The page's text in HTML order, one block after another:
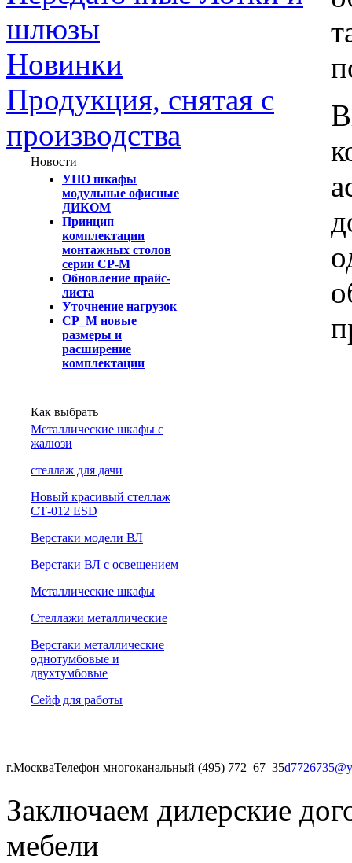
шлюзы
Новинки
Продукция, снятая с
производства
Новости
УНО шкафы
модульные офисные
ДИКОМ
Принцип
комплектации
монтажных столов
серии СР-М
Обновление прайс-
листа
Уточнение нагрузок
СР_М новые
размеры и
расширение
комплектации
Как выбрать
Металлические шкафы с
жалюзи
cтеллаж для дачи
Новый красивый стеллаж
СТ-012 ESD
Верстаки модели ВЛ
Верстаки ВЛ с освещением
Металлические шкафы
Стеллажи металлические
Верстаки металлические
однотумбовые и
двухтумбовые
Сейф для работы
г.МоскваТелефон многоканальный (495) 772‒67‒35
Заключаем дилерские
мебели